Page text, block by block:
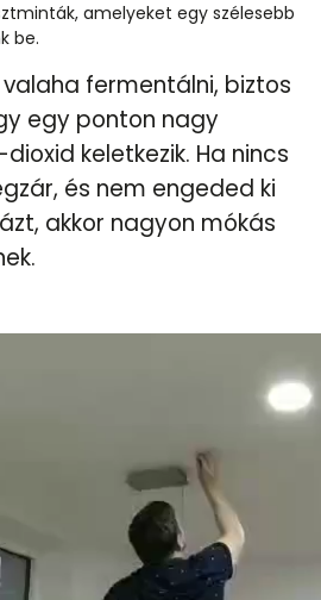
amelyeket egy szélesebb
be.
fermentálni, biztos
egy ponton nagy
keletkezik. Ha nincs
és nem engeded ki
akkor nagyon mókás